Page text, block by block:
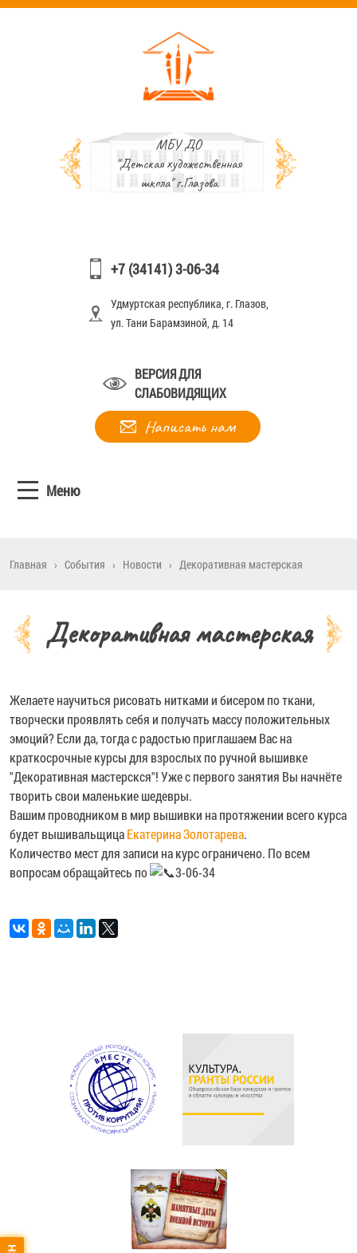
МБУ ДО
"Детская художественная
школа" г.Глазова
+7 (34141) 3-06-34
Удмуртская республика, г. Глазов,
ул. Тани Барамзиной, д. 14
ВЕРСИЯ ДЛЯ
СЛАБОВИДЯЩИХ
Написать нам
Меню
Главная › События › Новости › Декоративная мастерская
Декоративная мастерская
Желаете научиться рисовать нитками и бисером по ткани,
творчески проявлять себя и получать массу положительных
эмоций? Если да, тогда с радостью приглашаем Вас на
краткосрочные курсы для взрослых по ручной вышивке
"Декоративная мастерскся"! Уже с первого занятия Вы начнёте
творить свои маленькие шедевры.
Вашим проводником в мир вышивки на протяжении всего курса
будет вышивальщицаЕкатерина Золотарева.
Количество мест для записи на курс ограничено. По всем
вопросам обращайтесь по
3-06-34